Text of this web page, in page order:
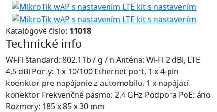
Katalógové číslo: 11018
Technické info
Wi-Fi štandard: 802.11b / g / n Anténa: Wi-Fi 2 dBi, LTE
4,5 dBi Porty: 1 x 10/100 Ethernet port, 1 x 4-pin
koenktor pre napájanie z automobilu, 1 x napájací
konektor Frekvenčné pásmo: 2,4 GHz Podpora PoE: áno
Rozmery: 185 x 85 x 30 mm